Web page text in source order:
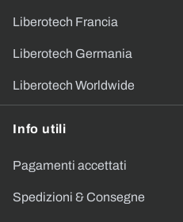
Liberotech Francia
Liberotech Germania
Liberotech Worldwide
Info utili
Pagamenti accettati
Spedizioni & Consegne